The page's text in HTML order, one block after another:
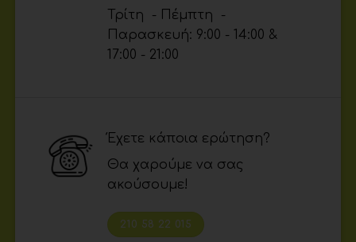
Τρίτη - Πέμπτη -
Παρασκευή: 9:00 - 14:00 &
17:00 - 21:00
Έχετε κάποια ερώτηση?
Θα χαρούμε να σας
ακούσουμε!
210 58 22 015